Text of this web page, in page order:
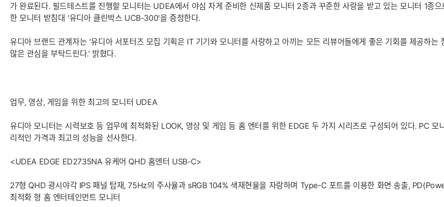
가 완료된다. 필드테스트를 진행할 모니터는 UDEA에서 야심 차게 준비한 신제품 모니터 2종과 꾸준한 사랑을 받고 있는 모니터 1종
한 모니터 받침대 '유디아 클린박스 UCB-300'을 증정한다.
유디아 브랜드 관계자는 '유디아 서포터즈 모집 기획은 IT 기기와 모니터를 사랑하고 아끼는 모든 리뷰어들에게 좋은 기회를 제공하
많은 관심을 부탁드린다.' 밝혔다.
업무, 영상, 게임을 위한 최고의 모니터 UDEA
유디아 모니터는 시력보호 등 업무에 최적화된 LOOK, 영상 및 게임 등 홈 엔터를 위한 EDGE 두 가지 시리즈로 구성되어 있다. PC
리적인 가격과 최고의 성능을 선사한다.
<UDEA EDGE ED2735NA 유케어 QHD 홈엔터 USB-C>
27형 QHD 광시야각 IPS 패널 탑재, 75Hz의 주사율과 sRGB 104% 색재현율을 자랑하며 Type-C 포트를 이용한 화면 송출,
최적화 형 홈 엔터테인먼트 모니터